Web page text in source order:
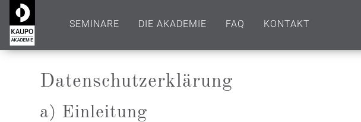
SEMINARE DIE AKADEMIE FAQ KONTAKT
Datenschutzerklärung
a) Einleitung